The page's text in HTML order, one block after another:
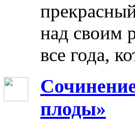
над своим
все года,
плоды»